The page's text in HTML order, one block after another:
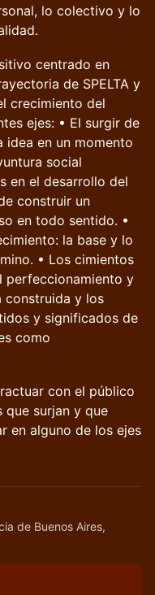
lo colectivo y lo
centrado en
de SPELTA y
crecimiento del
ejes: • El surgir de
idea en un momento
social
en el desarrollo del
construir un
en todo sentido. •
la base y lo
• Los cimientos
perfeccionamiento y
construida y los
y significados de
como
con el público
que surjan y que
en alguno de los ejes
de Buenos Aires,